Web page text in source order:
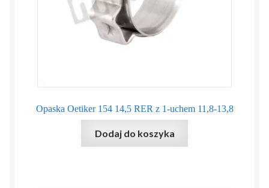
Opaska Oetiker 154 14,5 RER z 1-uchem 11,8-13,8
Dodaj do koszyka